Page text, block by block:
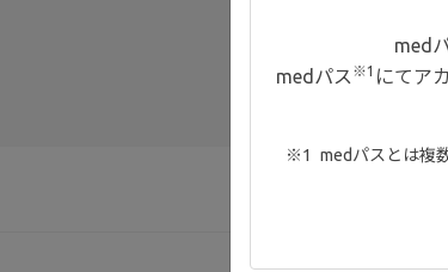
med
medパス ※1 にてア
medパスとは複